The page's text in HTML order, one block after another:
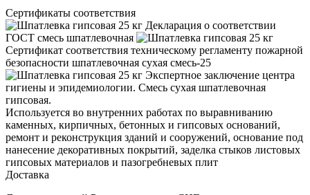
Сертификаты соответствия
Декларация о соответствии
ГОСТ смесь шпатлевочная
Сертификат соответствия техническому регламенту пожарной
безопасности шпатлевочная сухая смесь-25
Экспертное заключение центра
гигиены и эпидемиологии. Смесь сухая шпатлевочная
гипсовая.
Используется во внутренних работах по выравниванию
каменных, кирпичных, бетонных и гипсовых оснований,
ремонт и реконструкция зданий и сооружений, основание под
нанесение декоративных покрытий, заделка стыков листовых
гипсовых материалов и пазогребневых плит
Доставка